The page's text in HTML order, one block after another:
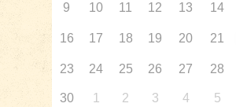
9 10 11 12 13 14
16 17 18 19 20 21
23 24 25 26 27 28
30 1 2 3 4 5